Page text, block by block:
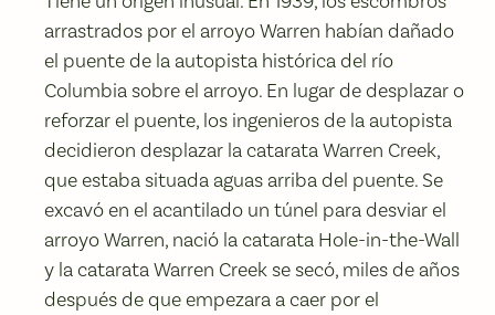
arrastrados por el arroyo Warren habían dañado
el puente de la autopista histórica del río
Columbia sobre el arroyo. En lugar de desplazar o
reforzar el puente, los ingenieros de la autopista
decidieron desplazar la catarata Warren Creek,
que estaba situada aguas arriba del puente. Se
excavó en el acantilado un túnel para desviar el
arroyo Warren, nació la catarata Hole-in-the-Wall
y la catarata Warren Creek se secó, miles de años
después de que empezara a caer por el